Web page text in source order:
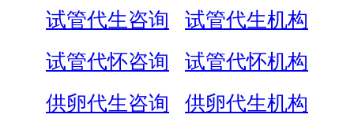
试管代生咨询
试管代生机构
试管代怀咨询
试管代怀机构
供卵代生咨询
供卵代生机构